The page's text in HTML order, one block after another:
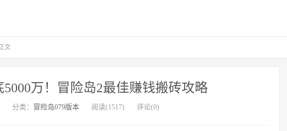
文
5000万！冒险岛2最佳赚钱搬砖攻略
分类： 冒险岛079版本 阅读(1517) 评论(0)